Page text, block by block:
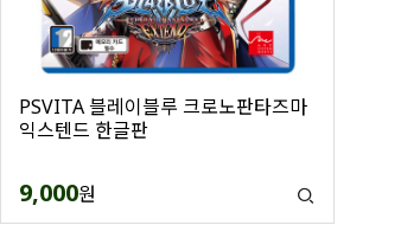
PSVITA 블레이블루 크로노판타즈마
익스텐드 한글판
9,000원